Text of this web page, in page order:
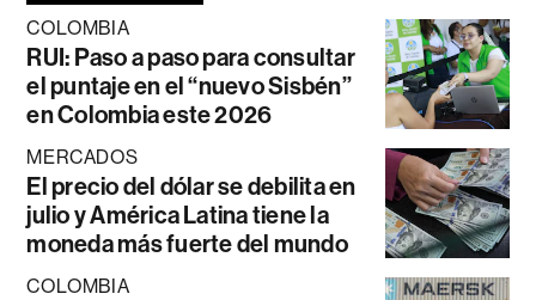
COLOMBIA
RUI: Paso a paso para consultar
el puntaje en el “nuevo Sisbén”
en Colombia este 2026
MERCADOS
El precio del dólar se debilita en
julio y América Latina tiene la
moneda más fuerte del mundo
COLOMBIA